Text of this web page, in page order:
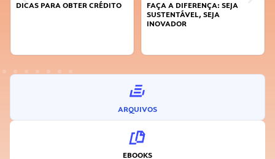
DICAS PARA OBTER CRÉDITO
FAÇA A DIFERENÇA: SEJA
SUSTENTÁVEL, SEJA
INOVADOR
ARQUIVOS
EBOOKS